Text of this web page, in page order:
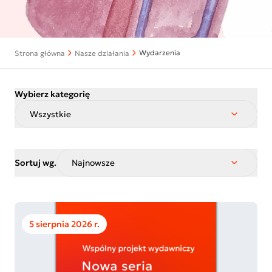
Strona główna Nasze działania Wydarzenia
Wybierz kategorię
Wszystkie
Sortuj wg. Najnowsze
5 sierpnia 2026 r.